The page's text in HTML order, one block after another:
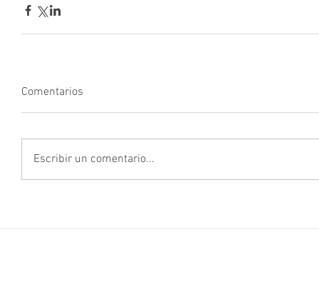
Comentarios
Escribir un comentario...